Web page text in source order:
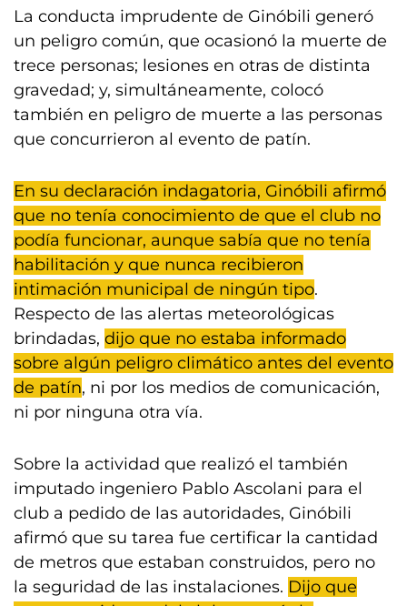
La conducta imprudente de Ginóbili generó
un peligro común, que ocasionó la muerte de
trece personas; lesiones en otras de distinta
gravedad; y, simultáneamente, colocó
también en peligro de muerte a las personas
que concurrieron al evento de patín.
En su declaración indagatoria, Ginóbili afirmó
que no tenía conocimiento de que el club no
podía funcionar, aunque sabía que no tenía
habilitación y que nunca recibieron
intimación municipal de ningún tipo.
Respecto de las alertas meteorológicas
brindadas, dijo que no estaba informado
sobre algún peligro climático antes del evento
de patín, ni por los medios de comunicación,
ni por ninguna otra vía.
Sobre la actividad que realizó el también
imputado ingeniero Pablo Ascolani para el
club a pedido de las autoridades, Ginóbili
afirmó que su tarea fue certificar la cantidad
de metros que estaban construidos, pero no
la seguridad de las instalaciones. Dijo que